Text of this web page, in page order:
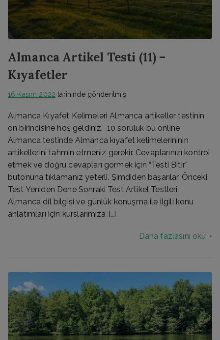
Almanca Artikel Testi (11) –
Kıyafetler
16 Kasım 2022 tarihinde gönderilmiş
Almanca Kıyafet Kelimeleri Almanca artikeller testinin
on birincisine hoş geldiniz. 10 soruluk bu online
Almanca testinde Almanca kıyafet kelimelerininin
artikellerini tahmin etmeniz gerekir. Cevaplarınızı kontrol
etmek ve doğru cevapları görmek için “Testi Bitir”
butonuna tıklamanız yeterli. Şimdiden başarılar. Önceki
Test Yeniden Dene Sonraki Test Artikel Testleri
Almanca dil bilgisi ve günlük konuşma ile ilgili konu
anlatımları için kurslarımıza […]
Daha fazlasını oku